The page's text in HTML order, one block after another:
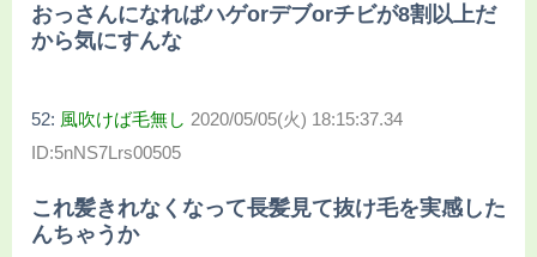
おっさんになればハゲorデブorチビが8割以上だ
から気にすんな
52: 風吹けば毛無し 2020/05/05(火) 18:15:37.34
ID:5nNS7Lrs00505
これ髪きれなくなって長髪見て抜け毛を実感した
んちゃうか